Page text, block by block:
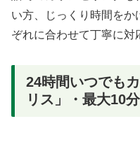
い方、じっくり時間を
ぞれに合わせて丁寧に対
24時間いつでも
リス」・最大10